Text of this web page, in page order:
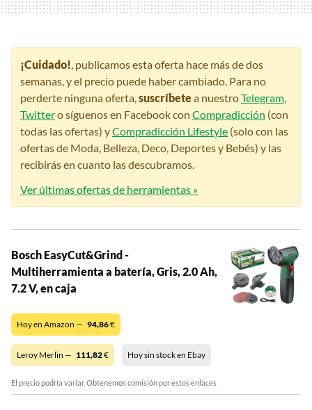
¡Cuidado!, publicamos esta oferta hace más de dos
semanas, y el precio puede haber cambiado. Para no
perderte ninguna oferta,suscríbetea nuestroTelegram,
Twittero síguenos en Facebook con Compradicción (con
todas las ofertas) yCompradicción Lifestyle (solo con las
ofertas de Moda, Belleza, Deco, Deportes y Bebés) y las
recibirás en cuanto las descubramos.
Ver últimas ofertas de herramientas »
Bosch EasyCut&Grind -
Multiherramienta a batería, Gris, 2.0 Ah,
7.2 V, en caja
Hoy en Amazon — 94,86€
Leroy Merlin — 111,82€ Hoy sin stock en Ebay
El precio podría variar. Obtenemos comisión por estos enlaces